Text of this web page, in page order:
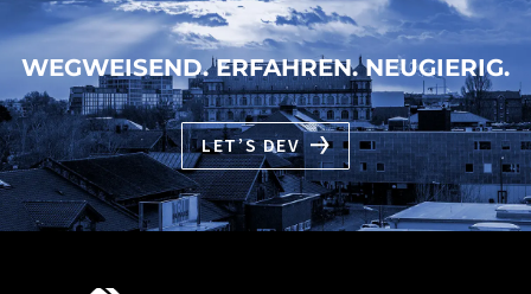
WEGWEISEND. ERFAHREN. NEUGIERIG.
LET’S DEV